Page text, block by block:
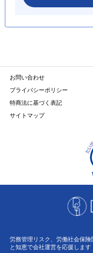
お問い合わせ
プライバシーポリシー
特商法に基づく表記
サイトマップ
労務管理リスク、労働社会保
と知恵で会社運営を応援します